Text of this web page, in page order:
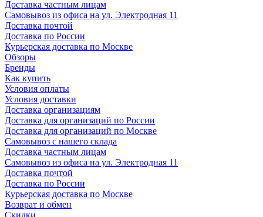
Доставка частным лицам
Самовывоз из офиса на ул. Электродная 11
Доставка почтой
Доставка по России
Курьерская доставка по Москве
Обзоры
Бренды
Как купить
Условия оплаты
Условия доставки
Доставка организациям
Доставка для организаций по России
Доставка для организаций по Москве
Самовывоз с нашего склада
Доставка частным лицам
Самовывоз из офиса на ул. Электродная 11
Доставка почтой
Доставка по России
Курьерская доставка по Москве
Возврат и обмен
Скидки